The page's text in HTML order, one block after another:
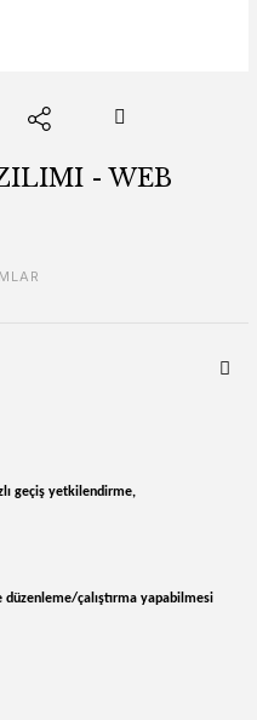
- WEB
geçiş yetkilendirme,
düzenleme/çalıştırma yapabilmesi